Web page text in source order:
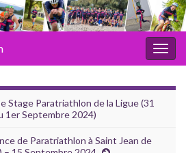
Stage Paratriathlon de la Ligue (31
1er Septembre 2024)
de Paratriathlon à Saint Jean de